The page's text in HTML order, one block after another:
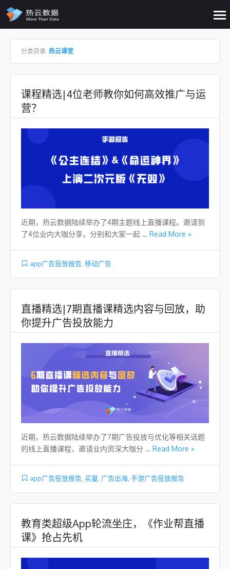
Skip to content
分类目录: 热云课堂
课程精选|4位老师教你如何高效推广与运
营？
近期，热云数据陆续举办了4期主题线上直播课程。邀请到
了4位业内大咖分享，分别和大家一起 … Read More »
app广告投放报告 移动广告
直播精选|7期直播课精选内容与回放，助
你提升广告投放能力
近期，热云数据陆续举办了7期广告投放与优化等相关话题
的线上直播课程，邀请业内资深大咖分 … Read More »
app广告投放报告 买量 广告出海 手游广告投放报告
​教育类超级App轮流坐庄，《作业帮直播
课》抢占先机